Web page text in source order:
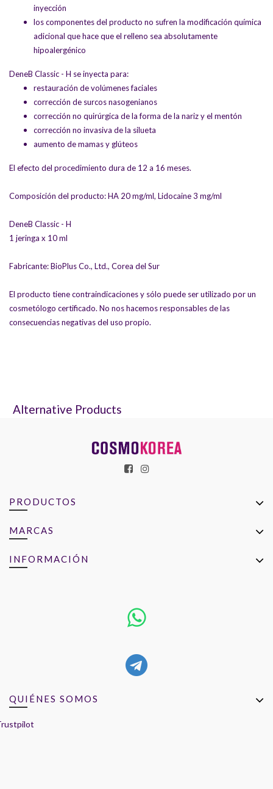
inyección
los componentes del producto no sufren la modificación química
adicional que hace que el relleno sea absolutamente
hipoalergénico
DeneB Classic - H se inyecta para:
restauración de volúmenes faciales
corrección de surcos nasogenianos
corrección no quirúrgica de la forma de la nariz y el mentón
corrección no invasiva de la silueta
aumento de mamas y glúteos
El efecto del procedimiento dura de 12 a 16 meses.
Composición del producto: HA 20 mg/ml, Lidocaine 3 mg/ml
DeneB Classic - H
1 jeringa x 10 ml
Fabricante: BioPlus Co., Ltd., Corea del Sur
El producto tiene contraindicaciones y sólo puede ser utilizado por un
cosmetólogo certificado. No nos hacemos responsables de las
consecuencias negativas del uso propio.
Alternative Products
PRODUCTOS
MARCAS
INFORMACIÓN
QUIÉNES SOMOS